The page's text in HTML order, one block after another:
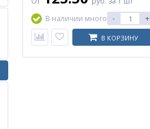
В наличии много - +
В КОРЗИНУ